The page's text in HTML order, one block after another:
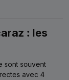
: les
sont souvent
avec 4